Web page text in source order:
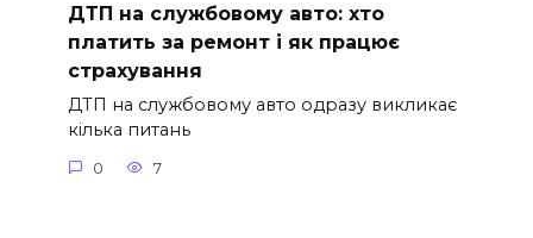
ДТП на службовому авто: хто
платить за ремонт і як працює
страхування
ДТП на службовому авто одразу викликає
кілька питань
0 7